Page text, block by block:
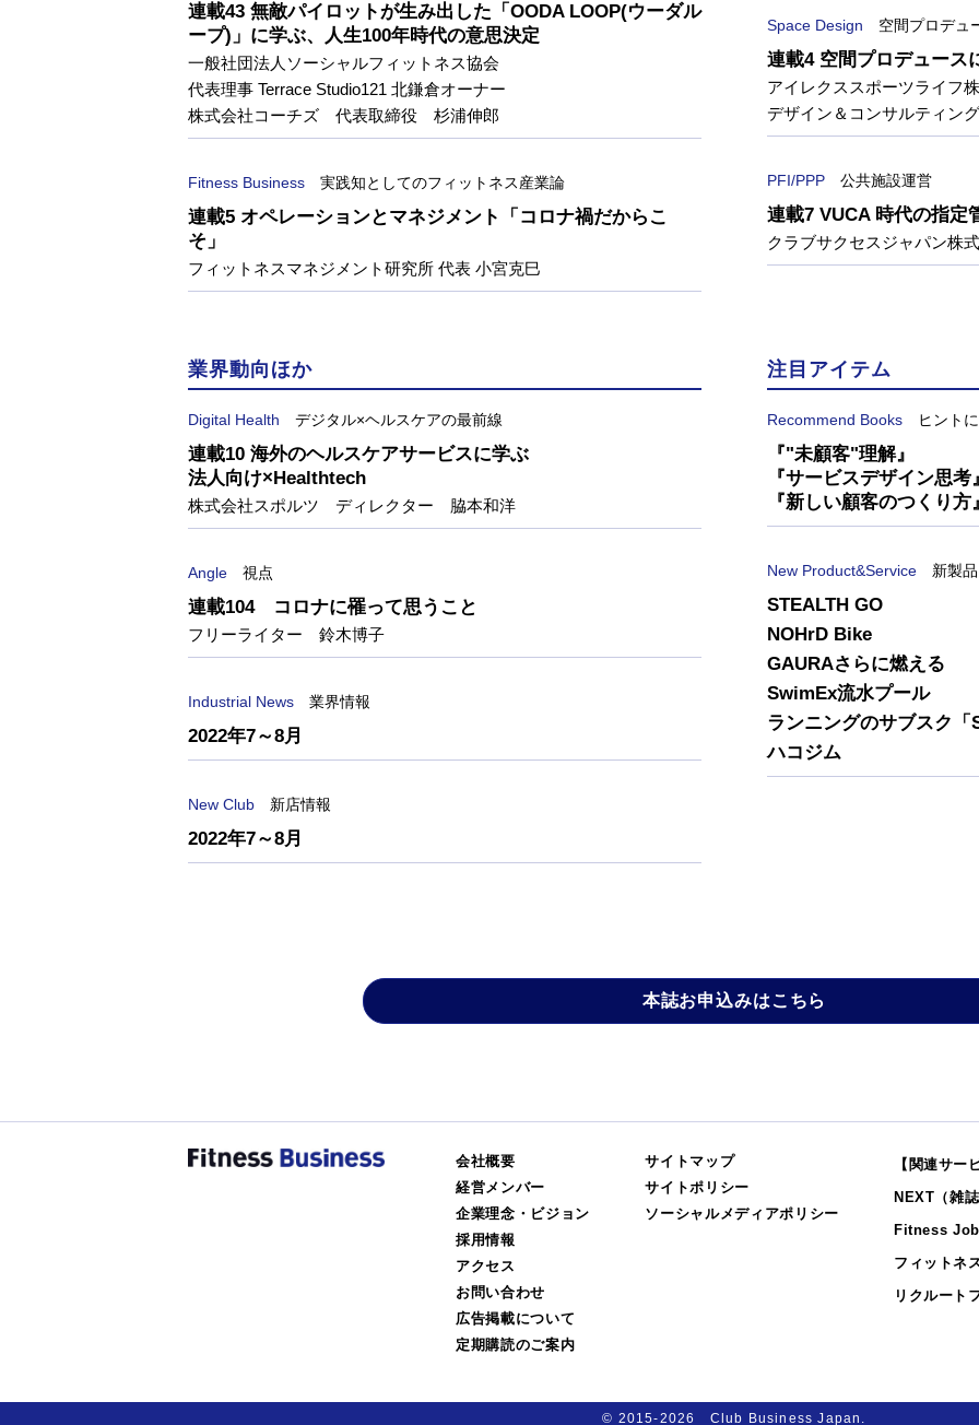
連載43 無敵パイロットが生み出した「OODA LOOP(ウーダル
ープ)」に学ぶ、人生100年時代の意思決定
一般社団法人ソーシャルフィットネス協会
代表理事 Terrace Studio121 北鎌倉オーナー
株式会社コーチズ 代表取締役 杉浦伸郎
Fitness Business 実践知としてのフィットネス産業論
連載5 オペレーションとマネジメント「コロナ禍だからこ
そ」
フィットネスマネジメント研究所 代表 小宮克巳
Space Design 空間プロデュ
連載4 空間プロデュース
アイレクススポーツライフ
デザイン＆コンサルティン
PFI/PPP 公共施設運営
連載7 VUCA 時代の指定
クラブサクセスジャパン
業界動向ほか
Digital Health デジタル×ヘルスケアの最前線
連載10 海外のヘルスケアサービスに学ぶ
法人向け×Healthtech
株式会社スポルツ ディレクター 脇本和洋
Angle 視点
連載104 コロナに罹って思うこと
フリーライター 鈴木博子
Industrial News 業界情報
2022年7～8月
New Club 新店情報
2022年7～8月
注目アイテム
Recommend Books ヒント
『"未顧客"理解』
『サービスデザイン思考
『新しい顧客のつくり方
New Product&Service 新製
STEALTH GO
NOHrD Bike
GAURAさらに燃える
SwimEx流水プール
ランニングのサブスク「
ハコジム
本誌お申込みはこちら
会社概要
経営メンバー
企業理念・ビジョン
採用情報
アクセス
お問い合わせ
広告掲載について
定期購読のご案内
サイトマップ
サイトポリシー
ソーシャルメディアポリシー
【関連サー
NEXT（雑
Fitness Job
フィットネ
リクルート
© 2015-2026 Club Business Japan.